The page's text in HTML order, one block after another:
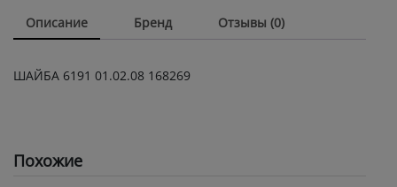
Описание Бренд Отзывы (0)
ШАЙБА 6191 01.02.08 168269
Похожие